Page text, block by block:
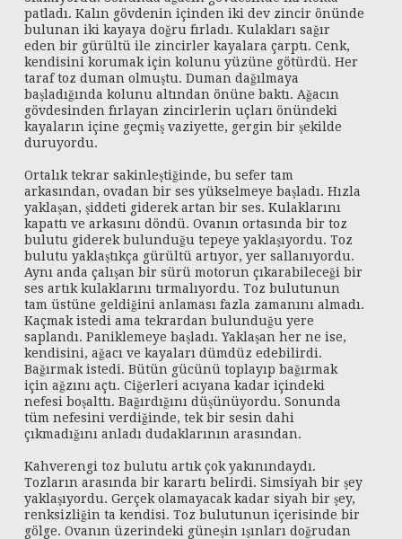
patladı. Kalın gövdenin içinden iki dev zincir önünde
bulunan iki kayaya doğru fırladı. Kulakları sağır
eden bir gürültü ile zincirler kayalara çarptı. Cenk,
kendisini korumak için kolunu yüzüne götürdü. Her
taraf toz duman olmuştu. Duman dağılmaya
başladığında kolunu altından önüne baktı. Ağacın
gövdesinden fırlayan zincirlerin uçları önündeki
kayaların içine geçmiş vaziyette, gergin bir şekilde
duruyordu.
Ortalık tekrar sakinleştiğinde, bu sefer tam
arkasından, ovadan bir ses yükselmeye başladı. Hızla
yaklaşan, şiddeti giderek artan bir ses. Kulaklarını
kapattı ve arkasını döndü. Ovanın ortasında bir toz
bulutu giderek bulunduğu tepeye yaklaşıyordu. Toz
bulutu yaklaştıkça gürültü artıyor, yer sallanıyordu.
Aynı anda çalışan bir sürü motorun çıkarabileceği bir
ses artık kulaklarını tırmalıyordu. Toz bulutunun
tam üstüne geldiğini anlaması fazla zamanını almadı.
Kaçmak istedi ama tekrardan bulunduğu yere
saplandı. Paniklemeye başladı. Yaklaşan her ne ise,
kendisini, ağacı ve kayaları dümdüz edebilirdi.
Bağırmak istedi. Bütün gücünü toplayıp bağırmak
için ağzını açtı. Ciğerleri acıyana kadar içindeki
nefesi boşalttı. Bağırdığını düşünüyordu. Sonunda
tüm nefesini verdiğinde, tek bir sesin dahi
çıkmadığını anladı dudaklarının arasından.
Kahverengi toz bulutu artık çok yakınındaydı.
Tozların arasında bir karartı belirdi. Simsiyah bir şey
yaklaşıyordu. Gerçek olamayacak kadar siyah bir şey,
renksizliğin ta kendisi. Toz bulutunun içerisinde bir
gölge. Ovanın üzerindeki güneşin ışınları doğrudan